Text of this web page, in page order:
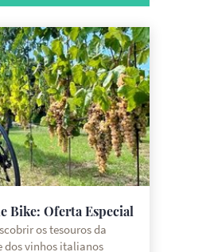
Bike: Oferta Especial
os tesouros da
dos vinhos italianos